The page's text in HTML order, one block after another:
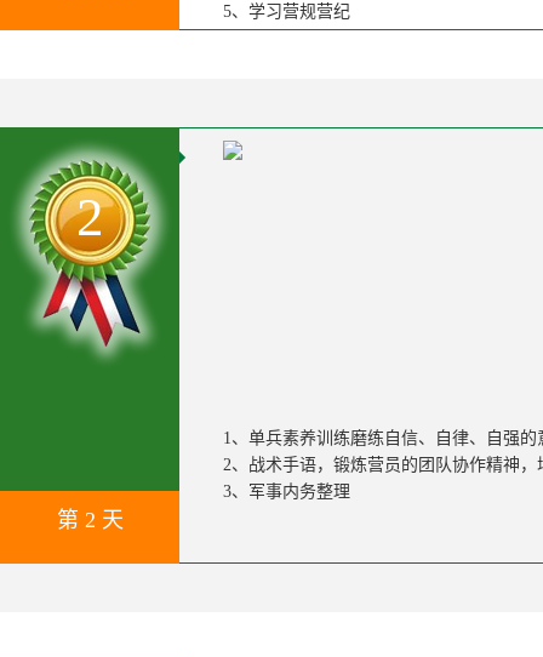
5、学习营规营纪
2
第 2 天
1、单兵素养训练磨练自信、自律、自强的
2、战术手语，锻炼营员的团队协作精神
3、军事内务整理